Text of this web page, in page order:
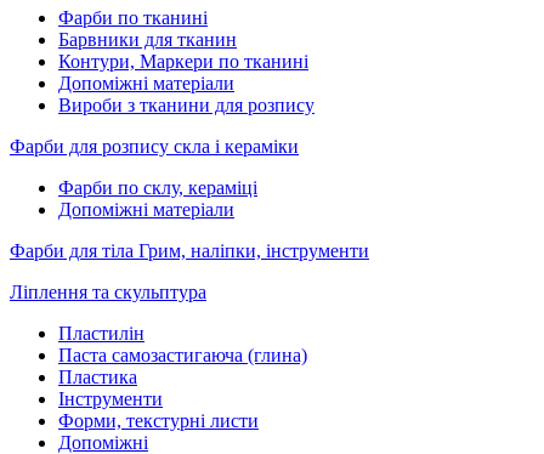
Фарби по тканині
Барвники для тканин
Контури, Маркери по тканині
Допоміжні матеріали
Вироби з тканини для розпису
Фарби для розпису скла і кераміки
Фарби по склу, кераміці
Допоміжні матеріали
Фарби для тіла Грим, наліпки, інструменти
Ліплення та скульптура
Пластилін
Паста самозастигаюча (глина)
Пластика
Інструменти
Форми, текстурні листи
Допоміжні